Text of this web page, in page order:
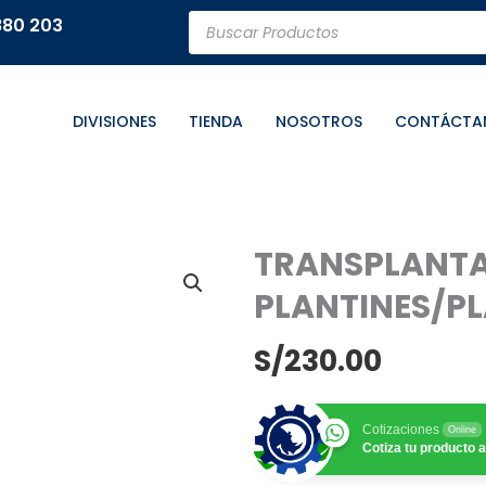
203 Búsqueda
de
productos
DIVISIONES TIENDA NOSOTROS
PLANTINES/
S/230.00
Cotizaciones Online
Cotiza tu producto